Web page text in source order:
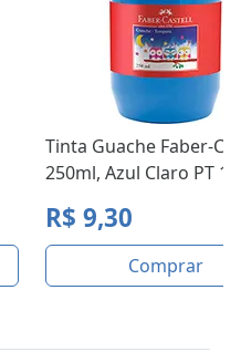
Tinta Guache Faber-
250ml, Azul Claro PT 1
R$ 9,30
Comprar